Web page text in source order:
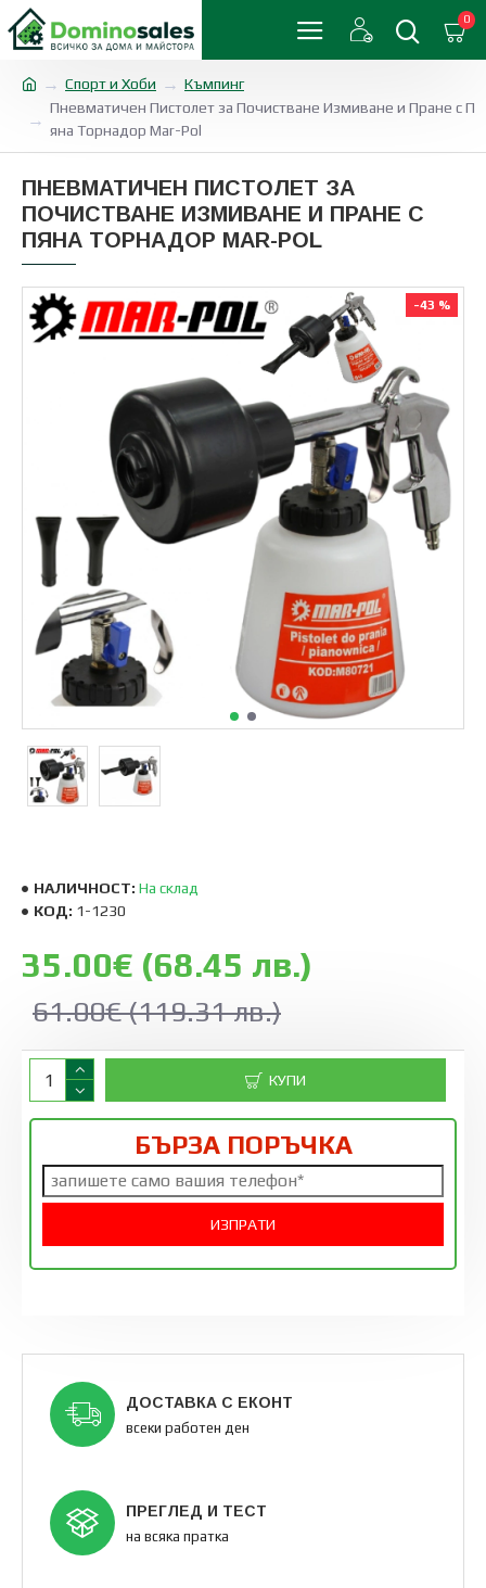
0
Спорт и Хоби
Къмпинг
Пневматичен Пистолет за Почистване Измиване и Пране с П
яна Торнадор Mar-Pol
ПНЕВМАТИЧЕН ПИСТОЛЕТ ЗА
ПОЧИСТВАНЕ ИЗМИВАНЕ И ПРАНЕ С
ПЯНА ТОРНАДОР MAR-POL
-43 %
НАЛИЧНОСТ: На склад
КОД: 1-1230
61.00€ (119.31 лв.)
35.00€ (68.45 лв.)
КУПИ
БЪРЗА ПОРЪЧКА
ДОСТАВКА С ЕКОНТ
всеки работен ден
ПРЕГЛЕД И ТЕСТ
на всяка пратка